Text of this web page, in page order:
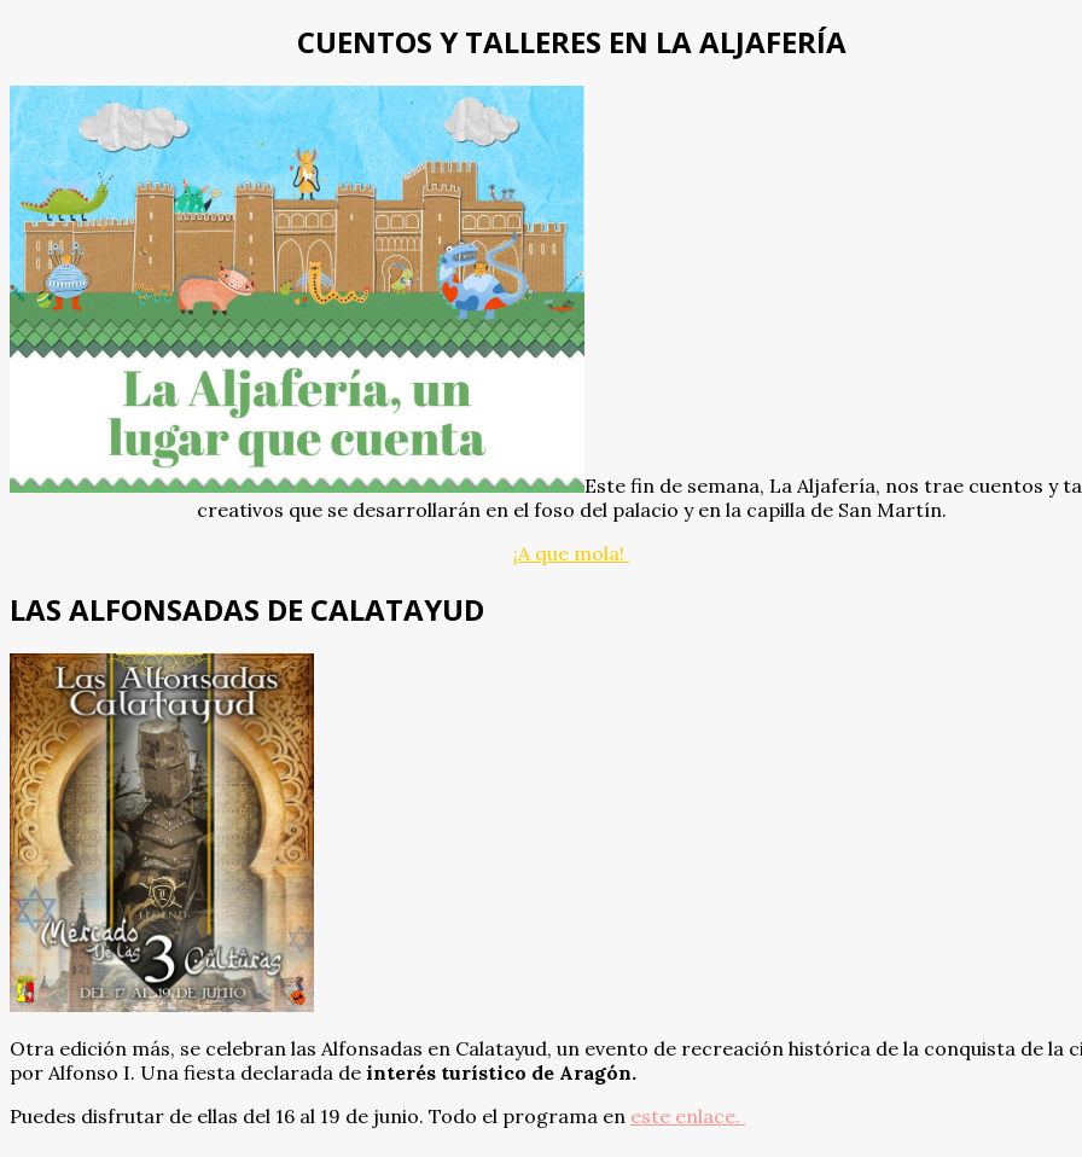
CUENTOS Y TALLERES EN LA ALJAFERÍA
Este fin de semana, La Aljafería, nos trae cuentos y
creativos que se desarrollarán en el foso del palacio y en la capilla de San Martín.
¡A que mola!
LAS ALFONSADAS DE CALATAYUD
Otra edición más, se celebran las Alfonsadas en Calatayud, un evento de recreación histórica de la conquista de la
por Alfonso I. Una fiesta declarada de interés turístico de Aragón.
Puedes disfrutar de ellas del 16 al 19 de junio. Todo el programa en este enlace.